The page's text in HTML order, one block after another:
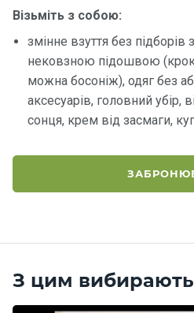
Візьміть з собою:
змінне взуття без
нековзною підошвою
можна босоніж), одяг без
аксесуарів, головний убір,
сонця, крем від засмаги,
З цим вибирають